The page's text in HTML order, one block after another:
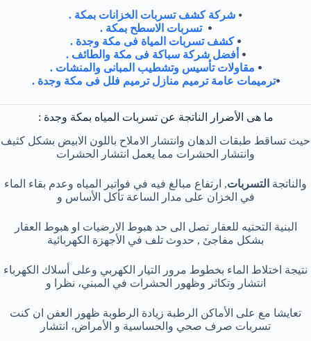
⦁ شركة كشف تسربات الخزانات بمكة .
⦁ تسربات الاسطح بمكة .
⦁كشف تسربات المياة فى مكة وجدة .
⦁ أفضل شركة سباكة فى مكة والطائف .
⦁ مقاولات تأسيس وتشطيب المبانى والمنشات .
⦁ترميمات عامة ترميم منازل ترميم فلل فى مكة وجدة .
ما هى الأضرار الناتجة عن تسربات المیاه بمكة وجدة :
حيث تساقط طبقات الدھان وانتشار الاملاح باللون الابيض بشكل كثيف
وانتشار الحشرات مما یعمل انتشار الحشرات
والناتجة التسربات, ارتفاع مبالغ فيه في فواتیر المیاه وعدم بقاء الماء
في الخزان على مدار الساعة تأكل الأساس و
البنية التحتيه للعقار تصل الى حد هبوط الارضيات او هبوط العقار
بشكل مفاجئ , حدوث تلف في الأجهزة الكهربائية
نتيجة اختلاط الماء بخطوط مرور التيار الكهربي وعلى أسلاك الكھرباء
انتشار وتكاثر وظهور الحشرات في المبني، نظرا و
تعايشا مع على الأماكن الرطبة زیادة الرطوبة ظھور العفن ان كنت
تسربات صرف صحي والحساسية و الأمراض، انتشار